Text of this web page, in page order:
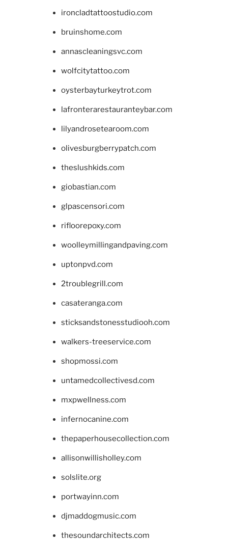
ironcladtattoostudio.com
bruinshome.com
annascleaningsvc.com
wolfcitytattoo.com
oysterbayturkeytrot.com
lafronterarestauranteybar.com
lilyandrosetearoom.com
olivesburgberrypatch.com
theslushkids.com
giobastian.com
glpascensori.com
rifloorepoxy.com
woolleymillingandpaving.com
uptonpvd.com
2troublegrill.com
casateranga.com
sticksandstonesstudiooh.com
walkers-treeservice.com
shopmossi.com
untamedcollectivesd.com
mxpwellness.com
infernocanine.com
thepaperhousecollection.com
allisonwillisholley.com
solslite.org
portwayinn.com
djmaddogmusic.com
thesoundarchitects.com